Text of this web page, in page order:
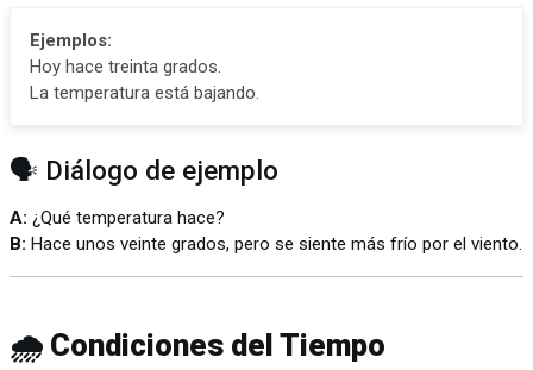
Ejemplos:
Hoy hace treinta grados.
La temperatura está bajando.
🗣️ Diálogo de ejemplo
A: ¿Qué temperatura hace?
B: Hace unos veinte grados, pero se siente más frío por el viento.
🌧️ Condiciones del Tiempo